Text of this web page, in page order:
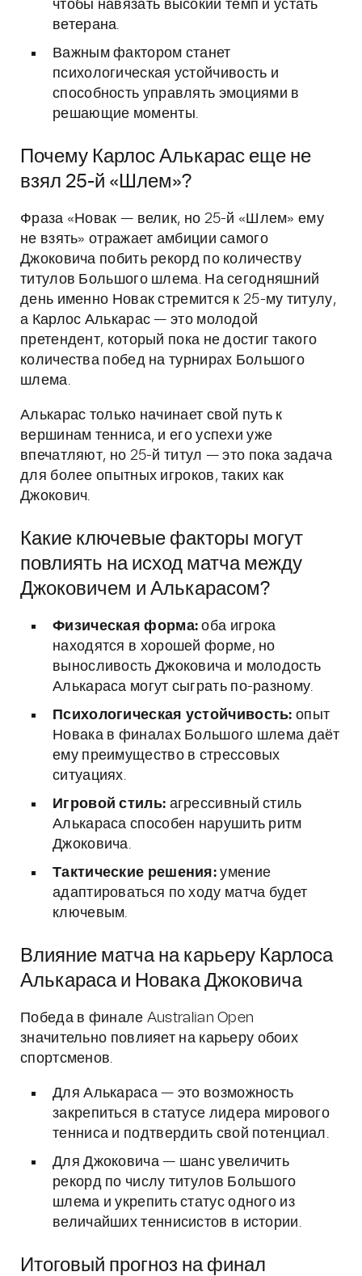
чтобы навязать высокий темп и устать
ветерана.
Важным фактором станет
психологическая устойчивость и
способность управлять эмоциями в
решающие моменты.
Почему Карлос Алькарас еще не
взял 25-й «Шлем»?
Фраза «Новак — велик, но 25-й «Шлем» ему
не взять» отражает амбиции самого
Джоковича побить рекорд по количеству
титулов Большого шлема. На сегодняшний
день именно Новак стремится к 25-му титулу,
а Карлос Алькарас — это молодой
претендент, который пока не достиг такого
количества побед на турнирах Большого
шлема.
Алькарас только начинает свой путь к
вершинам тенниса, и его успехи уже
впечатляют, но 25-й титул — это пока задача
для более опытных игроков, таких как
Джокович.
Какие ключевые факторы могут
повлиять на исход матча между
Джоковичем и Алькарасом?
Физическая форма: оба игрока
находятся в хорошей форме, но
выносливость Джоковича и молодость
Алькараса могут сыграть по-разному.
Психологическая устойчивость: опыт
Новака в финалах Большого шлема даёт
ему преимущество в стрессовых
ситуациях.
Игровой стиль: агрессивный стиль
Алькараса способен нарушить ритм
Джоковича.
Тактические решения: умение
адаптироваться по ходу матча будет
ключевым.
Влияние матча на карьеру Карлоса
Алькараса и Новака Джоковича
Победа в финале Australian Open
значительно повлияет на карьеру обоих
спортсменов.
Для Алькараса — это возможность
закрепиться в статусе лидера мирового
тенниса и подтвердить свой потенциал.
Для Джоковича — шанс увеличить
рекорд по числу титулов Большого
шлема и укрепить статус одного из
величайших теннисистов в истории.
Итоговый прогноз на финал